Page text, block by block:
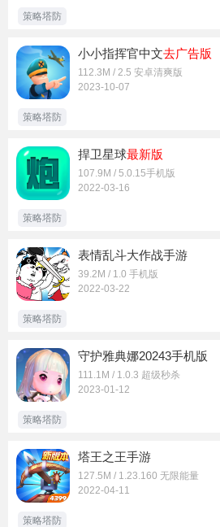
策略塔防
小小指挥官中文去广告版
112.3M / 2.5 安卓清爽版
2023-10-07
策略塔防
捍卫星球最新版
107.9M / 5.0.15手机版
2022-03-16
策略塔防
表情乱斗大作战手游
39.2M / 1.0 手机版
2022-03-22
策略塔防
守护雅典娜20243手机版
111.1M / 1.0.3 超级秒杀
2023-01-12
策略塔防
塔王之王手游
127.5M / 1.23.160 无限能量
2022-04-11
策略塔防